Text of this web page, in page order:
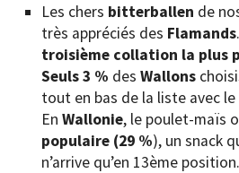
Les chers bitterballen de
très appréciés des Flamands
troisième collation la plus
Seuls 3 % des Wallons
tout en bas de la liste avec
En Wallonie, le poulet-maïs
populaire (29 %), un snack
n’arrive qu’en 13ème position.